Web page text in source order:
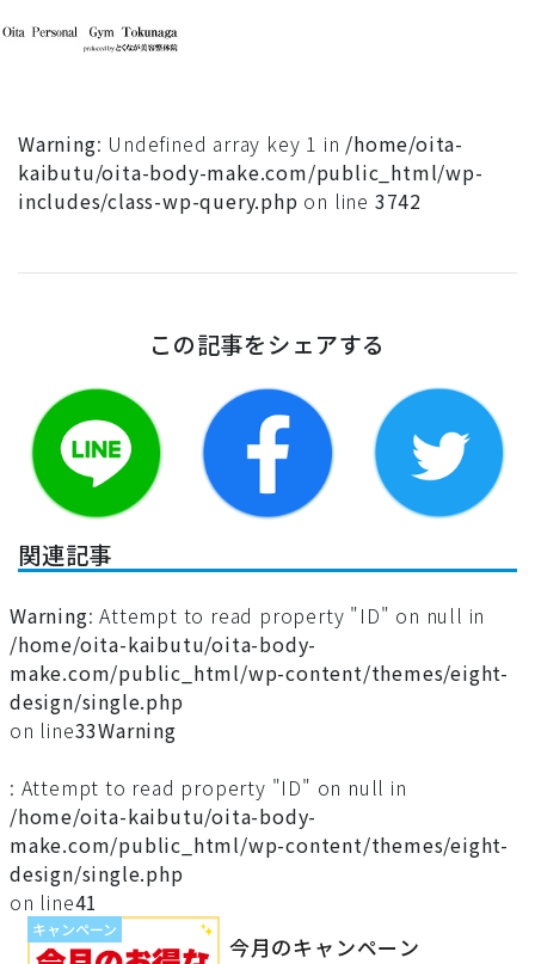
Warning: Undefined array key 1 in /home/oita-
kaibutu/oita-body-make.com/public_html/wp-
includes/class-wp-query.php on line 3742
この記事をシェアする
関連記事
Warning: Attempt to read property "ID" on null in
/home/oita-kaibutu/oita-body-
make.com/public_html/wp-content/themes/eight-
design/single.php
on line33Warning
: Attempt to read property "ID" on null in
/home/oita-kaibutu/oita-body-
make.com/public_html/wp-content/themes/eight-
design/single.php
on line41
キャンペーン
今月のキャンペーン